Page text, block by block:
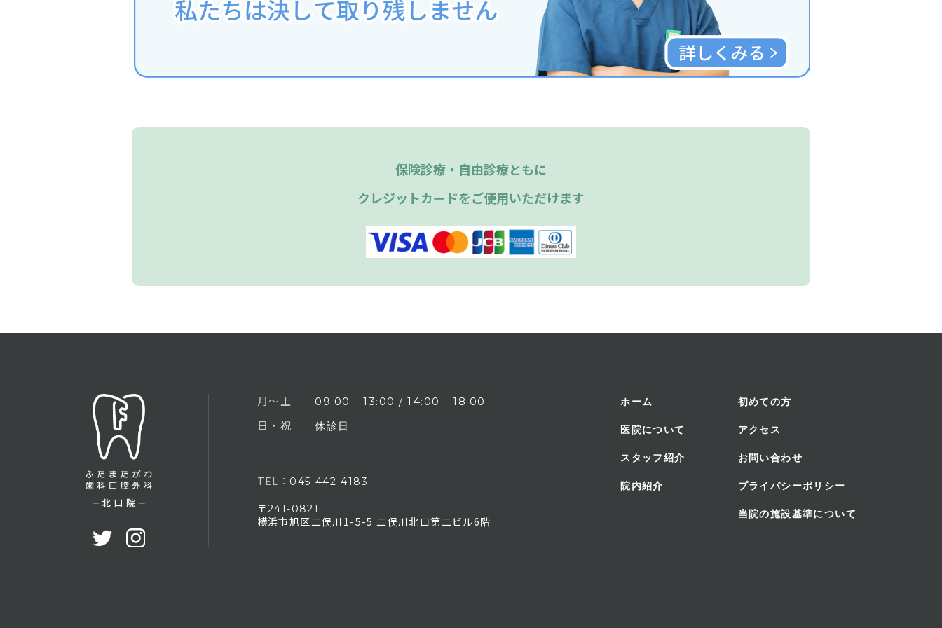
保険診療・自由診療ともに
クレジットカードをご使用いただけます
月〜土 09:00 - 13:00 / 14:00 - 18:00
日・祝 休診日
TEL： 045-442-4183
〒241-0821
横浜市旭区二俣川1-5-5 二俣川北口第二ビル6階
ホーム
医院について
スタッフ紹介
院内紹介
初めての方
アクセス
お問い合わせ
プライバシーポリシー
当院の施設基準について